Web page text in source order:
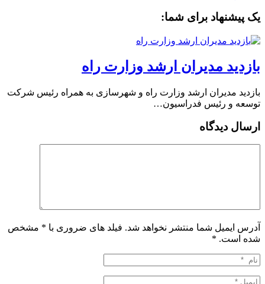
یک پیشنهاد برای شما:
بازدید مدیران ارشد وزارت راه
بازدید مدیران ارشد وزارت راه و شهرسازی به همراه رئیس شرکت
توسعه و رئیس فدراسیون…
ارسال دیدگاه
آدرس ایمیل شما منتشر نخواهد شد. فیلد های ضروری با * مشخص
شده است. *